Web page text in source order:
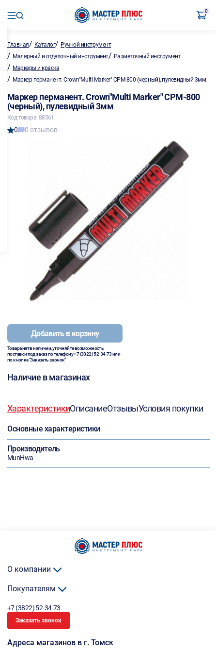
0
Главная/ Каталог/ Ручной инструмент
/ Малярный и отделочный инструмент/ Разметочный инструмент
/ Маркеры и краска
/ Маркер перманент. Crown"Multi Marker" СPM-800 (черный), пулевидный 3мм
Маркер перманент. Crown"Multi Marker" СPM-800
(черный), пулевидный 3мм
Код товара: 88561
0 0 отзывов
Добавить в корзину
Товара нет в наличии, уточняйте возможность
поставки под заказ по телефону+7 (3822) 52-34-73или
по кнопке "Заказать звонок"
Наличие в магазинах
ХарактеристикиОписаниеОтзывыУсловия покупки
Основные характеристики
Производитель
MunHwa
О компании
Покупателям
+7 (3822) 52-34-73
Заказать звонок
Адреса магазинов в г. Томск